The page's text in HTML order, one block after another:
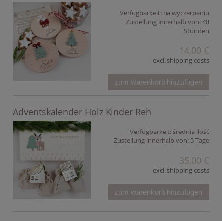
Verfügbarkeit: na wyczerpaniu
Zustellung innerhalb von:48
Stunden
14,00 €
excl. shipping costs
zum warenkorb hinzufügen
Adventskalender Holz Kinder Reh
Verfügbarkeit: średnia ilość
Zustellung innerhalb von: 5 Tage
35,00 €
excl. shipping costs
zum warenkorb hinzufügen